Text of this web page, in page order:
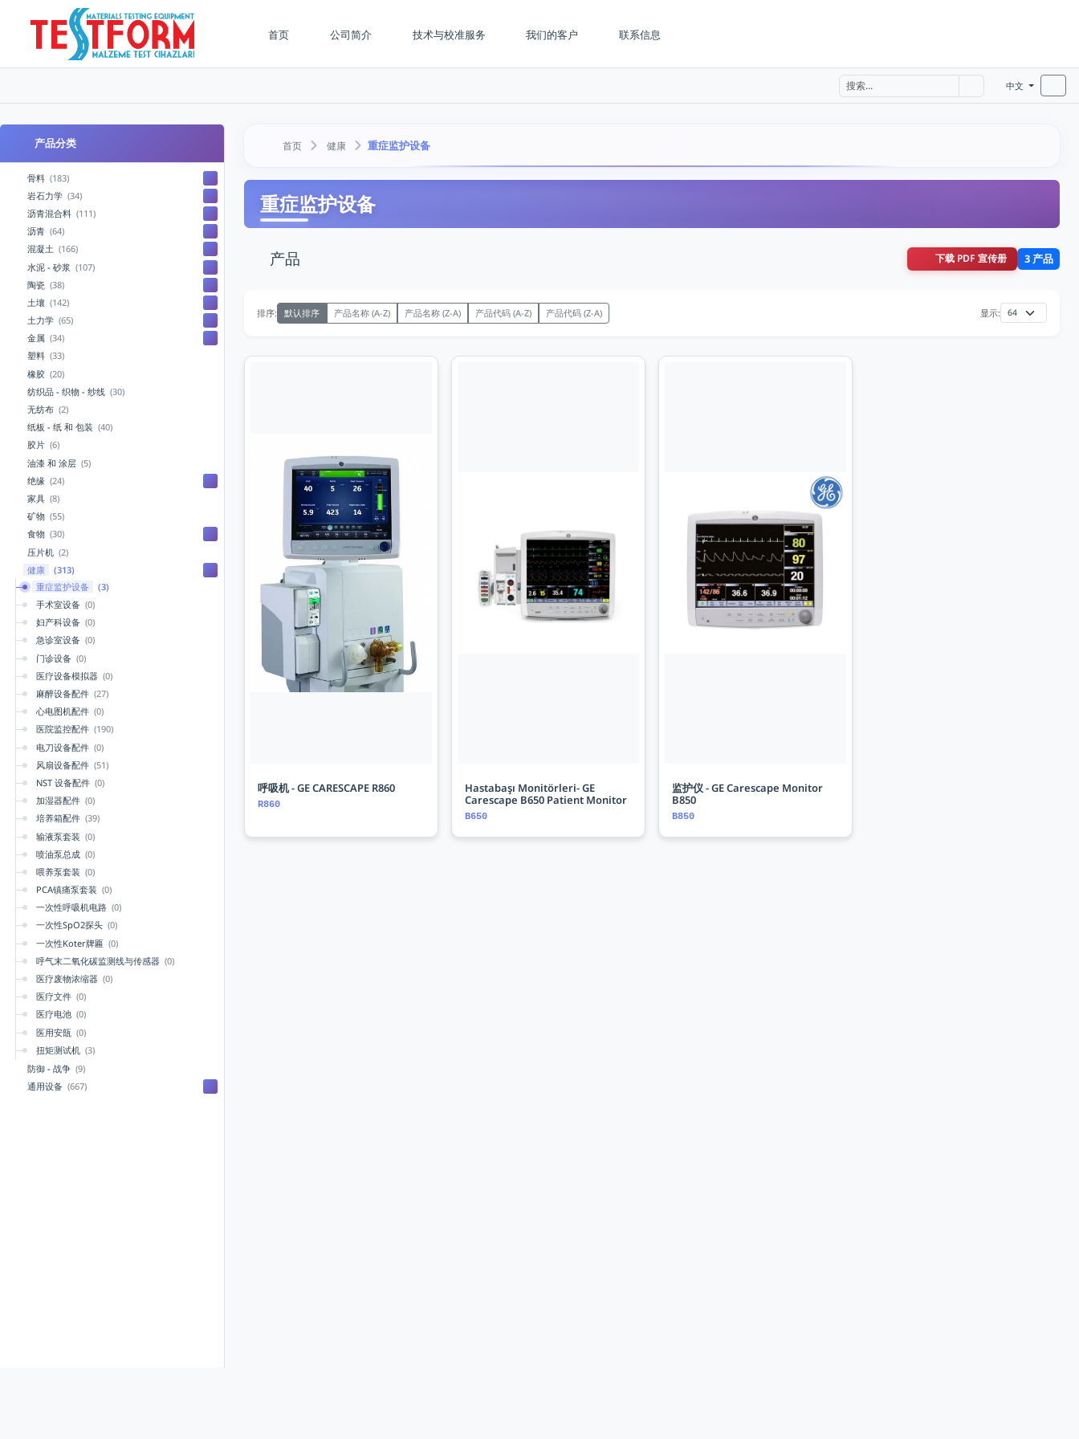
首页 公司简介 技术与校准服务 我们的客户 联系信息
中文
产品分类
骨料 (183)
岩石力学 (34)
沥青混合料 (111)
沥青 (64)
混凝土 (166)
水泥 - 砂浆 (107)
陶瓷 (38)
土壤 (142)
土力学 (65)
金属 (34)
塑料 (33)
橡胶 (20)
纺织品 - 织物 - 纱线 (30)
无纺布 (2)
纸板 - 纸 和 包装 (40)
胶片 (6)
油漆 和 涂层 (5)
绝缘 (24)
家具 (8)
矿物 (55)
食物 (30)
压片机 (2)
健康
(313)
重症监护设备
(3)
手术室设备 (0)
妇产科设备 (0)
急诊室设备 (0)
门诊设备 (0)
医疗设备模拟器 (0)
麻醉设备配件 (27)
心电图机配件 (0)
医院监控配件 (190)
电刀设备配件 (0)
风扇设备配件 (51)
NST 设备配件 (0)
加湿器配件 (0)
培养箱配件 (39)
输液泵套装 (0)
喷油泵总成 (0)
喂养泵套装 (0)
PCA镇痛泵套装 (0)
一次性呼吸机电路 (0)
一次性SpO2探头 (0)
一次性Koter牌匾 (0)
呼气末二氧化碳监测线与传感器 (0)
医疗废物浓缩器 (0)
医疗文件 (0)
医疗电池 (0)
医用安瓿 (0)
扭矩测试机 (3)
防御 - 战争 (9)
通用设备 (667)
首页 健康 重症监护设备
重症监护设备
产品 下载 PDF 宣传册 3 产品
排序: 默认排序 产品名称 (A-Z) 产品名称 (Z-A) 产品代码 (A-Z) 产品代码 (Z-A) 显示:
呼吸机 - GE CARESCAPE R860
R860
Hastabaşı Monitörleri- GE
Carescape B650 Patient Monitor
B650
监护仪 - GE Carescape Monitor
B850
B850